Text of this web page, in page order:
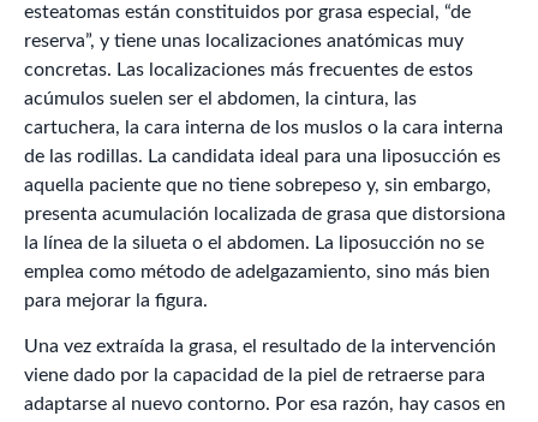
esteatomas están constituidos por grasa especial, “de
reserva”, y tiene unas localizaciones anatómicas muy
concretas. Las localizaciones más frecuentes de estos
acúmulos suelen ser el abdomen, la cintura, las
cartuchera, la cara interna de los muslos o la cara interna
de las rodillas. La candidata ideal para una liposucción es
aquella paciente que no tiene sobrepeso y, sin embargo,
presenta acumulación localizada de grasa que distorsiona
la línea de la silueta o el abdomen. La liposucción no se
emplea como método de adelgazamiento, sino más bien
para mejorar la figura.
Una vez extraída la grasa, el resultado de la intervención
viene dado por la capacidad de la piel de retraerse para
adaptarse al nuevo contorno. Por esa razón, hay casos en